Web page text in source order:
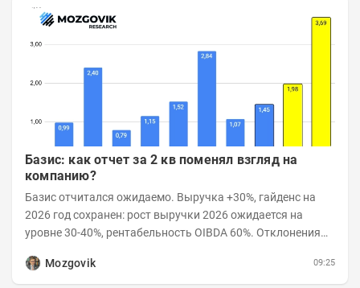
Базис: как отчет за 2 кв поменял взгляд на
компанию?
Базис отчитался ожидаемо. Выручка +30%, гайденс на
2026 год сохранен: рост выручки 2026 ожидается на
уровне 30-40%, рентабельность OIBDA 60%. Отклонения
Mozgovik
09:25